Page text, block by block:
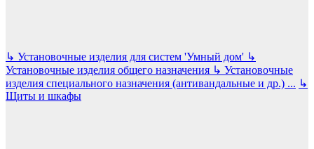
↳ Установочные изделия для систем 'Умный дом' ↳
Установочные изделия общего назначения ↳ Установочные
изделия специального назначения (антивандальные и др.) ... ↳
Щиты и шкафы